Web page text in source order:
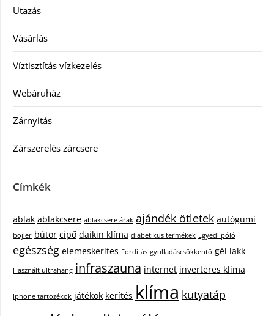
Utazás
Vásárlás
Víztisztítás vízkezelés
Webáruház
Zárnyitás
Zárszerelés zárcsere
Címkék
ablak ablakcsere ablakcsere árak ajándék ötletek autógumi
bojler bútor cipő daikin klíma diabetikus termékek Egyedi póló
egészség elemeskerites Fordítás gyulladáscsökkentő gél lakk
Használt ultrahang infraszauna internet inverteres klíma
Iphone tartozékok játékok kerítés klíma kutyatáp